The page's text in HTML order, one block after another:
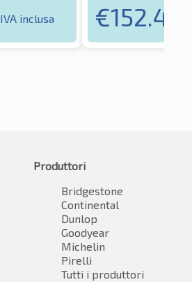
IVA inclusa €152.46
Produttori
Bridgestone
Continental
Dunlop
Goodyear
Michelin
Pirelli
Tutti i produttori